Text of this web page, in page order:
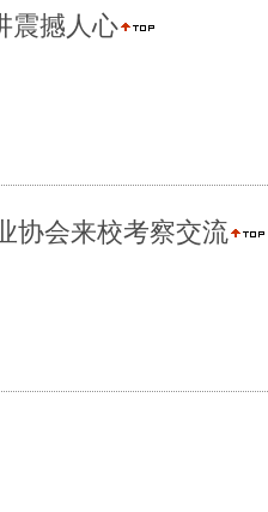
震撼人心
协会来校考察交流